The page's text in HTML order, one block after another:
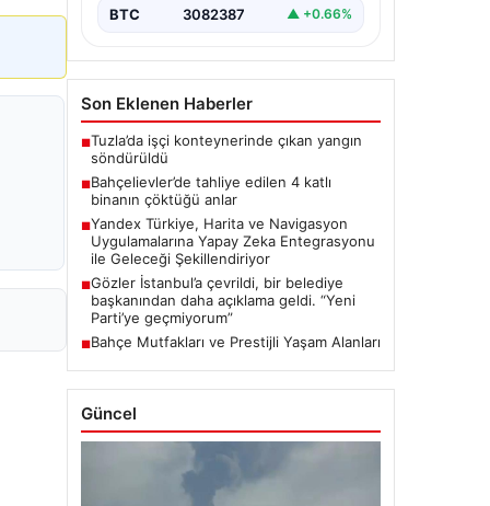
BTC 3082387 ▲ +0.66%
Son Eklenen Haberler
■Tuzla’da işçi konteynerinde çıkan yangın
söndürüldü
■Bahçelievler’de tahliye edilen 4 katlı
binanın çöktüğü anlar
■Yandex Türkiye, Harita ve Navigasyon
Uygulamalarına Yapay Zeka Entegrasyonu
ile Geleceği Şekillendiriyor
■Gözler İstanbul’a çevrildi, bir belediye
başkanından daha açıklama geldi. “Yeni
Parti’ye geçmiyorum”
■Bahçe Mutfakları ve Prestijli Yaşam Alanları
Güncel